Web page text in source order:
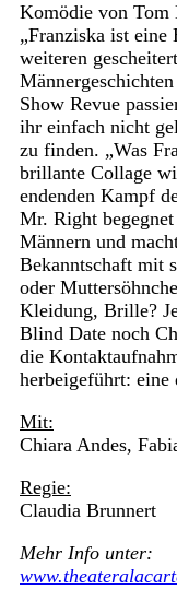
Komödie von
„Franziska ist eine
weiteren
Show Revue
ihr einfach nicht
zu finden. „Was
brillante Collage
endenden Kampf
Mr. Right
Männern und
Bekanntschaft mit
oder
Kleidung, Brille?
Blind Date noch
die
herbeigeführt: eine
Mit:
Chiara Andes,
Regie:
Claudia Brunnert
Mehr Info unter: